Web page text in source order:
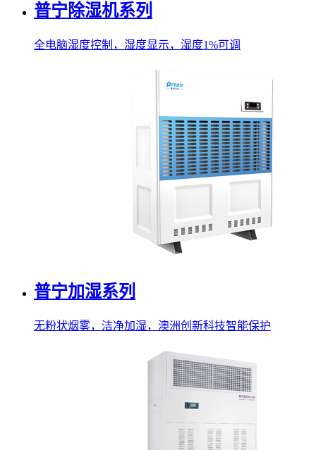
普宁除湿机系列
全电脑湿度控制，湿度显示，湿度1%可调
普宁加湿系列
无粉状烟雾，洁净加湿，澳洲创新科技智能保护